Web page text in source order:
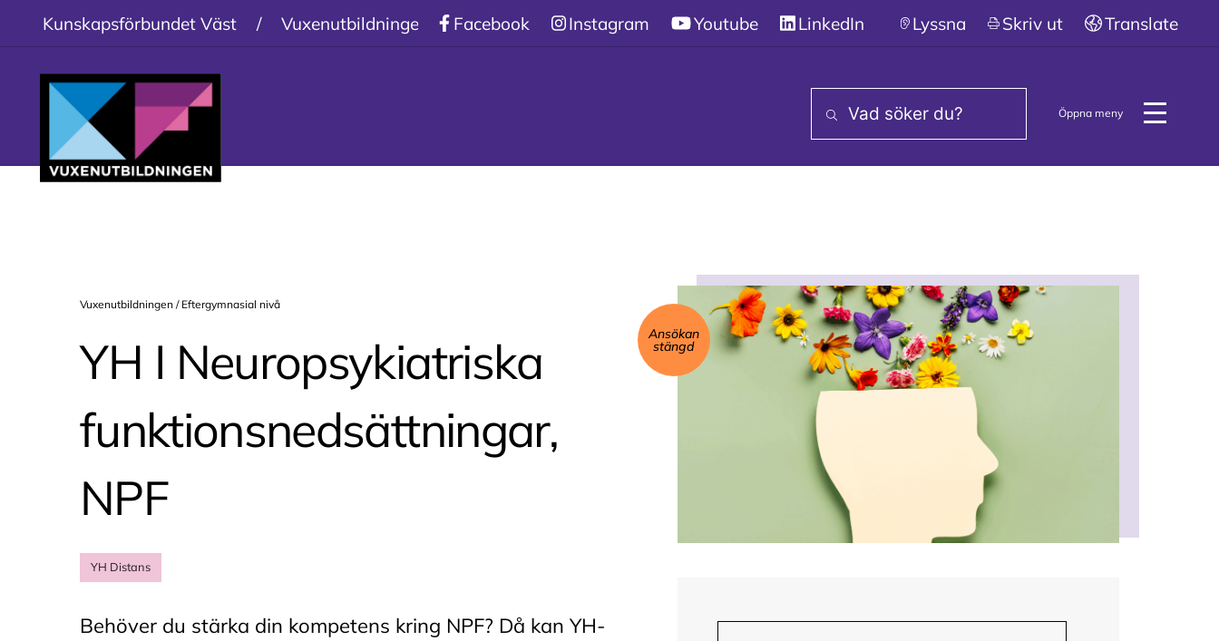
Kunskapsförbundet Väst / Vuxenutbildningen / Våra utbildningar / YH I Neuropsykiatriska funktionsnedsättningar, NPF
Facebook Instagram Youtube LinkedIn Lyssna Skriv ut Translate
Öppna meny
Vuxenutbildningen / Eftergymnasial nivå
YH I Neuropsykiatriska
funktionsnedsättningar,
NPF
YH Distans
Behöver du stärka din kompetens kring NPF? Då kan YH-
Ansökan
stängd